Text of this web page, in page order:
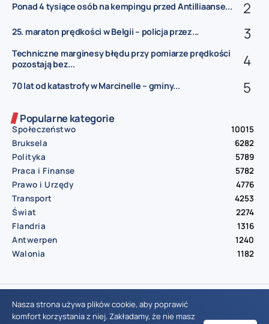
Ponad 4 tysiące osób na kempingu przed Antilliaanse...
25. maraton prędkości w Belgii – policja przez...
Techniczne marginesy błędu przy pomiarze prędkości
pozostają bez...
70 lat od katastrofy w Marcinelle – gminy...
Popularne kategorie
Społeczeństwo
10015
Bruksela
6282
Polityka
5789
Praca i Finanse
5782
Prawo i Urzędy
4776
Transport
4253
Świat
2274
Flandria
1316
Antwerpen
1240
Walonia
1182
© Aktualnosci.be – All Right Reserved 2016-2026
Nasza strona używa plików cookie, aby poprawić
komfort korzystania z niej. Zakładamy, że nie masz